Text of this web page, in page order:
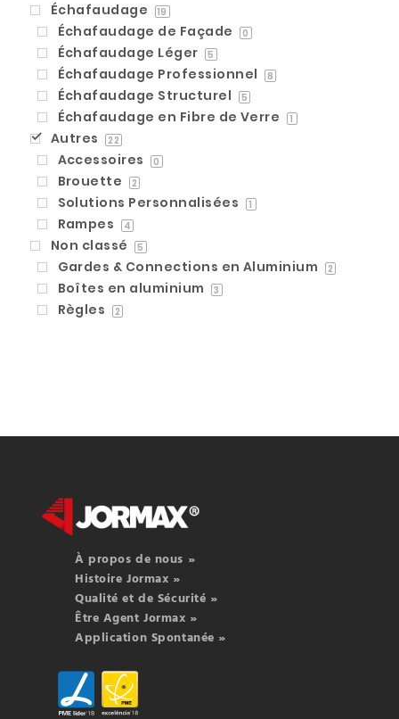
Échafaudage 19
Échafaudage de Façade 0
Échafaudage Léger 5
Échafaudage Professionnel 8
Échafaudage Structurel 5
Échafaudage en Fibre de Verre 1
Autres 22
Accessoires 0
Brouette 2
Solutions Personnalisées 1
Rampes 4
Non classé 5
Gardes & Connections en Aluminium 2
Boîtes en aluminium 3
Règles 2
À propos de nous »
Histoire Jormax »
Qualité et de Sécurité »
Être Agent Jormax »
Application Spontanée »